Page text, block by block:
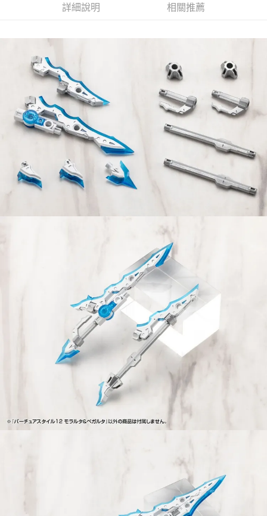
【繳款方式說明】
2.透過簡訊連結打開帳單後，可選擇「超商條碼／台灣大直營門市／銀行轉
【注意事項】
1.本服務係由「台灣大哥大股份有限公司」（以下簡稱本公司）所提供，讓
用戶於交易時，得透過本服務購買商品或服務，並由商店將買賣／分期付款
買賣價金債權讓與本公司後，依約使用本公司帳單繳交帳款。
2.基於同意付款使用「大哥付你分期」之契約關係目的，商店將以您的個人
資料（包含姓名、電話或地址）提供予台灣大哥大進項蒐集、處理及利用，
由本公司與您本人進行分期帳單所需資料之確認、核對及更正。
3.完整用戶服務條款，請詳閱以下連結：
https://oppay.tw/userRule
預購-付款後全家取貨(舊)
預購-7-11取貨付款(舊)
每筆NT$90，滿NT$3,000(含以上)免運費
預購-付款後7-11取貨(舊)
每筆NT$90，滿NT$3,000(含以上)免運費
預購-宅配(舊)
每筆NT$120，滿NT$3,000(含以上)免運費
預購-宅配(離島)(舊)
每筆NT$160，滿NT$3,000(含以上)免運費
詳細說明 相關推薦